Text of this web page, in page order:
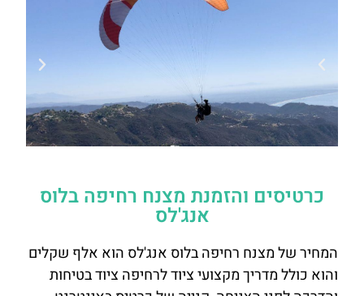
כרטיסים והזמנת מצנח רחיפה בלוס
אנג'לס
המחיר של מצנח רחיפה בלוס אנג'לס הוא אלף שקלים
והוא כולל מדריך מקצועי ציוד לרחיפה ציוד בטיחות